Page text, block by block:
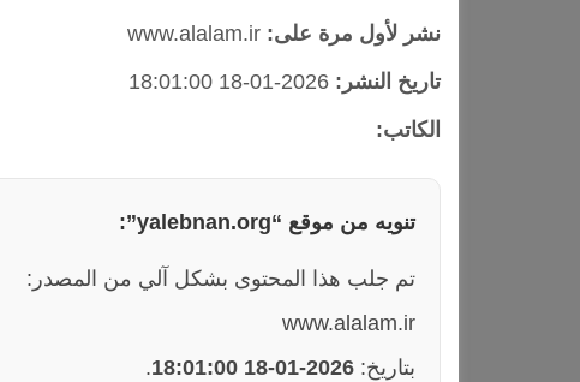
نشر لأول مرة على: www.alalam.ir
تاريخ النشر: 2026-01-18 18:01:00
الكاتب:
تنويه من موقع “yalebnan.org”:
تم جلب هذا المحتوى بشكل آلي من المصدر:
www.alalam.ir
بتاريخ: 2026-01-18 18:01:00
.